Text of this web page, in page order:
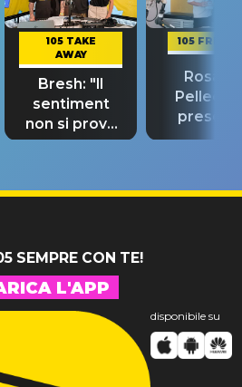
105 TAKE
AWAY
Bresh: "Il
sentiment
non si prova
fino alla notte
105
Rosario
“Così
SEMPRE CON TE!
L'APP
disponibile su